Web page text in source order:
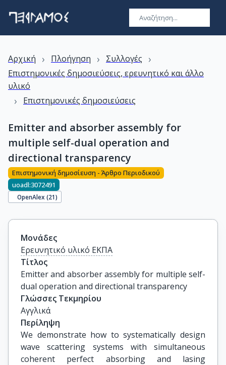
Αρχική › Πλοήγηση › Συλλογές ›
Επιστημονικές δημοσιεύσεις, ερευνητικό και άλλο
υλικό
› Επιστημονικές δημοσιεύσεις
Emitter and absorber assembly for
multiple self-dual operation and
directional transparency
Επιστημονική δημοσίευση - Άρθρο Περιοδικού
uoadl:3072491
OpenAlex (21)
Μονάδες
Ερευνητικό υλικό ΕΚΠΑ
Τίτλος
Emitter and absorber assembly for multiple self-
dual operation and directional transparency
Γλώσσες Τεκμηρίου
Αγγλικά
Περίληψη
We demonstrate how to systematically design
wave scattering systems with simultaneous
coherent perfect absorbing and lasing